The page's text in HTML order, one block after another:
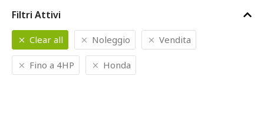
Filtri Attivi
Clear all Noleggio Vendita
Fino a 4HP Honda